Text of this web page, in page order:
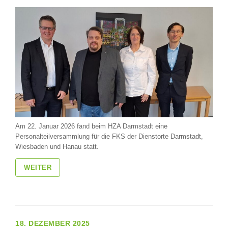
Am 22. Januar 2026 fand beim HZA Darmstadt eine
Personalteilversammlung für die FKS der Dienstorte Darmstadt,
Wiesbaden und Hanau statt.
WEITER
18. DEZEMBER 2025